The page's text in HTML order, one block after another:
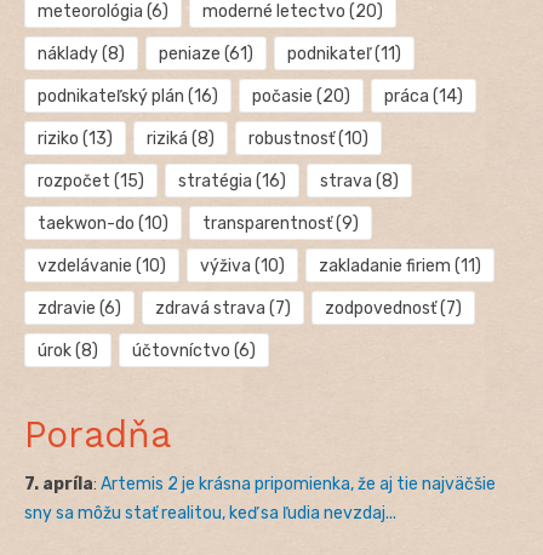
meteorológia (6) moderné letectvo (20)
náklady(8) peniaze (61) podnikateľ(11)
podnikateľský plán (16) počasie (20) práca (14)
riziko (13) riziká (8) robustnosť(10)
rozpočet (15) stratégia (16) strava (8)
taekwon-do (10) transparentnosť(9)
vzdelávanie (10) výživa (10) zakladanie firiem (11)
zdravie (6) zdravá strava (7) zodpovednosť(7)
úrok(8) účtovníctvo (6)
Poradňa
7. apríla: Artemis 2 je krásna pripomienka, že aj tie najväčšie
sny sa môžu stať realitou, keď sa ľudia nevzdaj...